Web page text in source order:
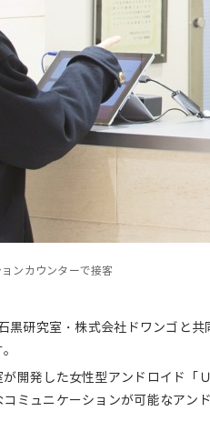
ンカウンターで接客
黒研究室・株式会社ドワンゴと
開発した女性型アンドロイド
ミュニケーションが可能なアン